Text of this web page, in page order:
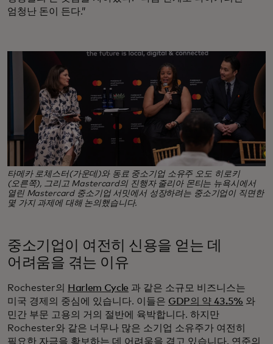
엄청난 돈이 든다.”
타메카 로체스터(가운데)와 동료 중소기업 소유주 오도 히로키
(오른쪽), 그리고 Mastercard의 진행자 줄리아 몬티는 뉴욕시에서
열린 Mastercard 중소기업 서밋에서 성장하려는 중소기업이 직면한
몇 가지 과제에 대해 논의했습니다.
중소기업이 여전히 신용을 얻는 데
어려움을 겪는 이유
Rochester의 Harlem Cycle 과 같은 소규모 비즈니스는
미국 경제의 중심에 있습니다. 이들은 GDP의 약 43.5% 와
민간 부문 고용의 거의 절반에 육박합니다. 하지만
Rochester와 같은 너무나 많은 소기업 소유주가 여전히
필요한 자금을 확보하는 데 어려움을 겪고 있습니다. 연준의